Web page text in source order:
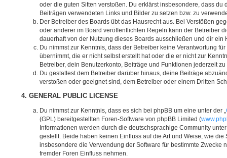
oder die guten Sitten verstoßen. Du erklärst insbesondere, dass du
Beiträgen verwendeten Links und Bilder zu setzen bzw. zu
Der Betreiber des Boards übt das Hausrecht aus. Bei Verstößen
oder anderer im Board veröffentlichten Regeln kann der Betreiber
dauerhaft von der Nutzung dieses Boards ausschließen und dir ein
Du nimmst zur Kenntnis, dass der Betreiber keine Verantwortung
übernimmt, die er nicht selbst erstellt hat oder die er nicht zur
Betreiber, dein Benutzerkonto, Beiträge und Funktionen jederzeit
Du gestattest dem Betreiber darüber hinaus, deine Beiträge
verstoßen oder geeignet sind, dem Betreiber oder einem Dritten
4. GENERAL PUBLIC LICENSE
Du nimmst zur Kenntnis, dass es sich bei phpBB um eine unter der „
(GPL) bereitgestellten Foren-Software von phpBB Limited (
Informationen werden durch die deutschsprachige Community
gestellt. Beide haben keinen Einfluss auf die Art und Weise, wie
insbesondere die Verwendung der Software für bestimmte Zwecke
fremder Foren Einfluss nehmen.